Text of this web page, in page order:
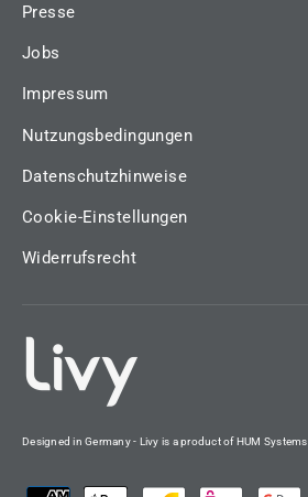
Presse
Jobs
Impressum
Nutzungsbedingungen
Datenschutzhinweise
Cookie-Einstellungen
Widerrufsrecht
Designed in Germany - Livy is a product of HUM Systems